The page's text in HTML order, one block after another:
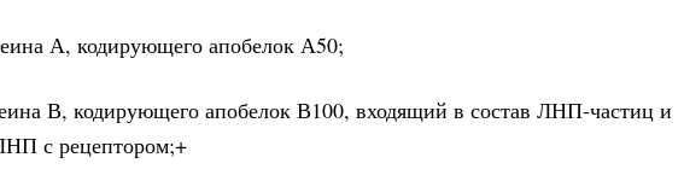
А, кодирующего апобелок А50;
В, кодирующего апобелок В100, входящий в состав ЛНП-частиц и
с рецептором;+